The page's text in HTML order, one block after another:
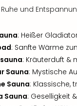
und
: Heißer
: Sanfte Wärme
: Kräuterduft &
Sauna: Mystische
Sauna: Klassische,
Sauna: Geselligkeit